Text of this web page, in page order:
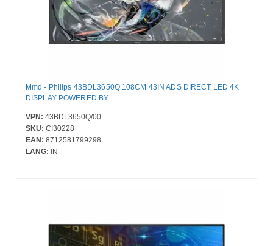
Mmd - Philips 43BDL3650Q 108CM 43IN ADS DIRECT LED 4K
DISPLAY POWERED BY
VPN: 43BDL3650Q/00
SKU: CI30228
EAN: 8712581799298
LANG: IN